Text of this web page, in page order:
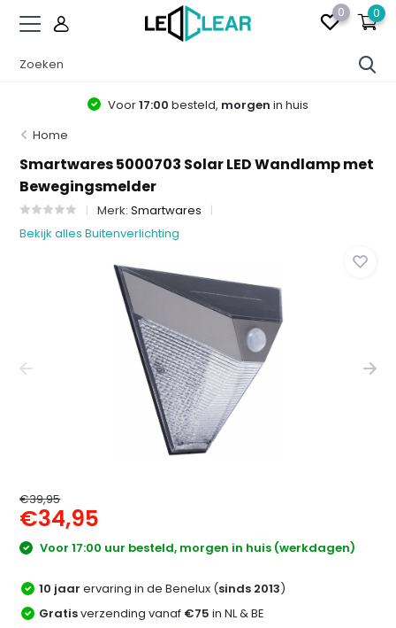
0 0
Voor17:00 besteld, morgen in huis
Home
Smartwares 5000703 Solar LED Wandlamp met
Bewegingsmelder
Merk:Smartwares
Bekijk alles Buitenverlichting
€39,95
€34,95
Voor 17:00 uur besteld, morgen in huis (werkdagen)
10 jaar ervaring in de Benelux (sinds 2013)
Gratisverzending vanaf €75 in NL & BE